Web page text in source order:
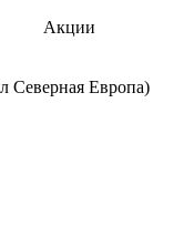
Акции
Северная Европа)